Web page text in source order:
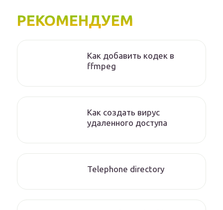
РЕКОМЕНДУЕМ
Как добавить кодек в
ffmpeg
Как создать вирус
удаленного доступа
Telephone directory